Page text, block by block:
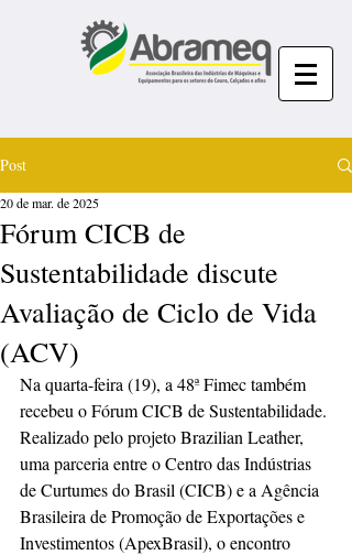
Post
Fórum CICB de
Sustentabilidade discute
Avaliação de Ciclo de Vida
(ACV)
20 de mar. de 2025
Na quarta-feira (19), a 48ª Fimec também
recebeu o Fórum CICB de Sustentabilidade.
Realizado pelo projeto Brazilian Leather,
uma parceria entre o Centro das Indústrias
de Curtumes do Brasil (CICB) e a Agência
Brasileira de Promoção de Exportações e
Investimentos (ApexBrasil), o encontro